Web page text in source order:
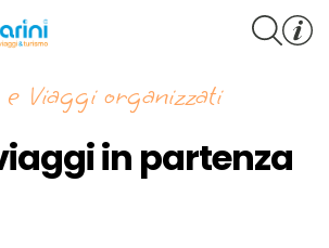
e Viaggi organizzati
in partenza